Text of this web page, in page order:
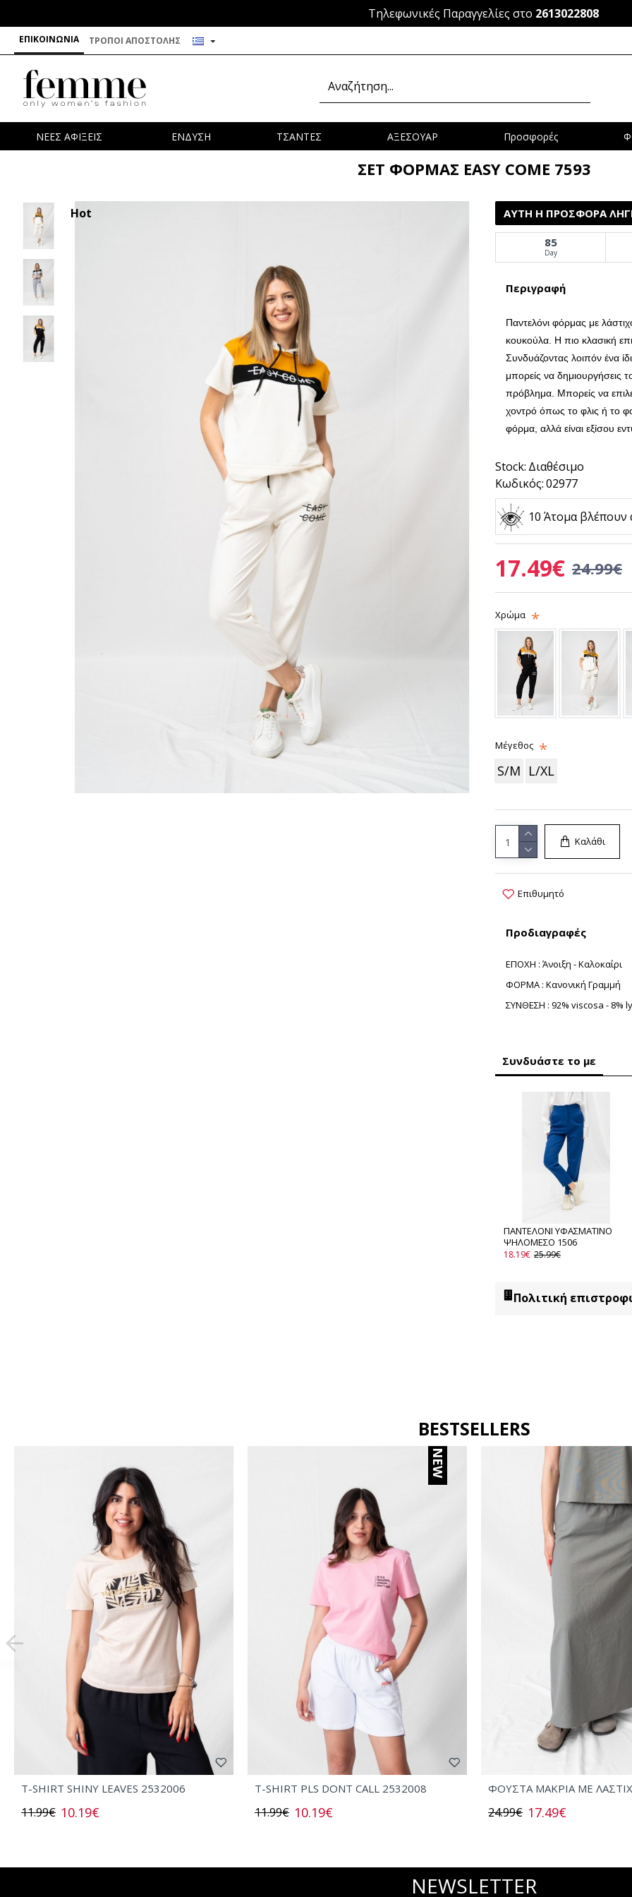
Τηλεφωνικές Παραγγελίες στο 2613022808
ΕΠΙΚΟΙΝΩΝΊΑ ΤΡΌΠΟΙ ΑΠΟΣΤΟΛΉΣ
ΝΕΕΣ ΑΦΙΞΕΙΣ ΕΝΔΥΣΗ ΤΣΑΝΤΕΣ ΑΞΕΣΟΥΑΡ Προσφορές
ΣΕΤ ΦΟΡΜΑΣ EASY COME 7593
Hot
Περιγραφή
Παντελόνι φόρμας με
κουκούλα. Η πιο κλασική
Συνδυάζοντας λοιπόν ένα
μπορείς να
πρόβλημα. Μπορείς να
χοντρό όπως το φλις ή το
φόρμα, αλλά είναι εξίσου
Stock: Διαθέσιμο
Κωδικός:02977
ΑΥΤΉ Η ΠΡΟΣΦΟΡΆ
85
Day
10 Άτομα βλέπουν
17.49€ 24.99€
Χρώμα
Μέγεθος
S/M L/XL
Καλάθι
Επιθυμητό
Πολιτική
Συνδυάστε το με
ΠΑΝΤΕΛΟΝΙ ΥΦΑΣΜΑΤΙΝΟ
ΨΗΛΟΜΕΣΟ 1506
18.19€ 25.99€
Προδιαγραφές
ΕΠΟΧΗ : Άνοιξη - Καλοκαίρι
ΦΟΡΜΑ : Κανονική Γραμμή
ΣΥΝΘΕΣΗ : 92% viscosa - 8%
BESTSELLERS
T-SHIRT SHINY LEAVES 2532006
10.19€
11.99€
NEW
T-SHIRT PLS DONT CALL 2532008
10.19€
11.99€
ΦΟΥΣΤΑ ΜΑΚΡΙΑ ΜΕ
17.49€
24.99€
NEWSLETTER